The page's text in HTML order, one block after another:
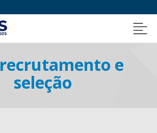
recrutamento e
seleção